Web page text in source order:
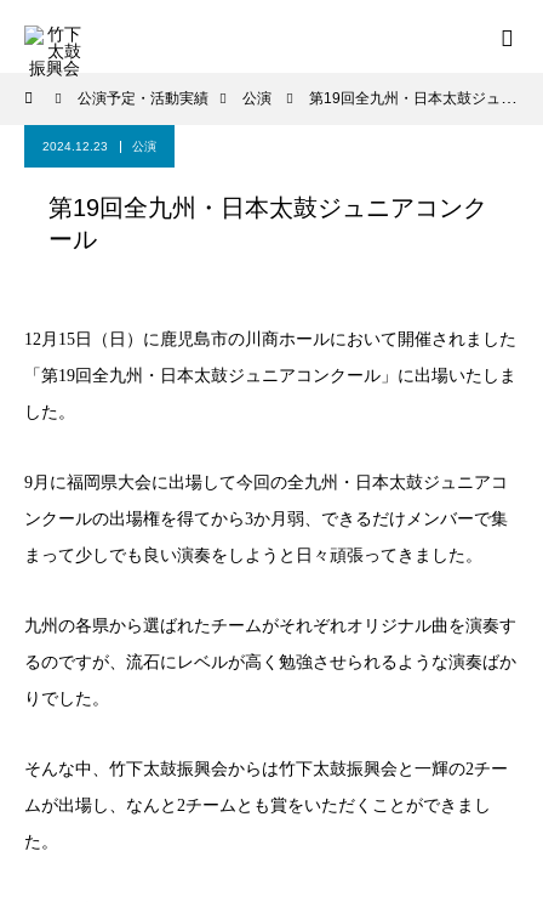
公演予定・活動実績 公演 第19回全九州・日本太鼓ジュニアコンクール
2024.12.23 公演
第19回全九州・日本太鼓ジュニアコンク
ール
12月15日（日）に鹿児島市の川商ホールにおいて開催されました
「第19回全九州・日本太鼓ジュニアコンクール」に出場いたしま
した。
9月に福岡県大会に出場して今回の全九州・日本太鼓ジュニアコ
ンクールの出場権を得てから3か月弱、できるだけメンバーで集
まって少しでも良い演奏をしようと日々頑張ってきました。
九州の各県から選ばれたチームがそれぞれオリジナル曲を演奏す
るのですが、流石にレベルが高く勉強させられるような演奏ばか
りでした。
そんな中、竹下太鼓振興会からは竹下太鼓振興会と一輝の2チー
ムが出場し、なんと2チームとも賞をいただくことができまし
た。